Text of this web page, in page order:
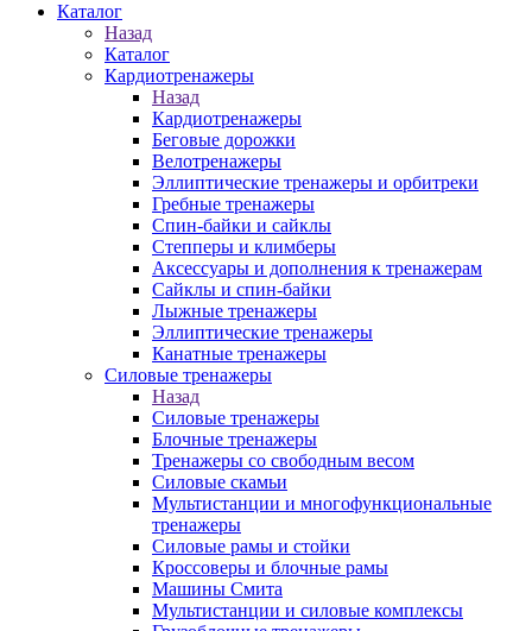
Каталог
Назад
Каталог
Кардиотренажеры
Назад
Кардиотренажеры
Беговые дорожки
Велотренажеры
Эллиптические тренажеры и орбитреки
Гребные тренажеры
Спин-байки и сайклы
Степперы и климберы
Аксессуары и дополнения к тренажерам
Сайклы и спин-байки
Лыжные тренажеры
Эллиптические тренажеры
Канатные тренажеры
Силовые тренажеры
Назад
Силовые тренажеры
Блочные тренажеры
Тренажеры со свободным весом
Силовые скамьи
Мультистанции и многофункциональные
тренажеры
Силовые рамы и стойки
Кроссоверы и блочные рамы
Машины Смита
Мультистанции и силовые комплексы